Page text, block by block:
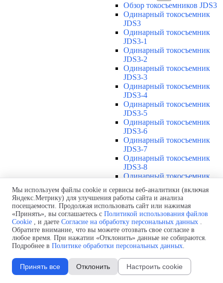
Обзор токосъемников JDS3
Одинарный токосъемник
JDS3
Одинарный токосъемник
JDS3-1
Одинарный токосъемник
JDS3-2
Одинарный токосъемник
JDS3-3
Одинарный токосъемник
JDS3-4
Одинарный токосъемник
JDS3-5
Одинарный токосъемник
JDS3-6
Одинарный токосъемник
JDS3-7
Одинарный токосъемник
JDS3-8
Одинарный токосъемник
Одинарный токосъемник
JDS3-10
Одинарный токосъемник
JDS3-11
Одинарный токосъемник
JDS3-12
Соединения U12 ▼
Защитная оболочка для
соединений U12
Стыковочное соединение U12
Мы используем файлы cookie и сервисы веб-аналитики (включая
Яндекс.Метрику) для улучшения работы сайта и анализа
посещаемости. Продолжая использовать сайт или нажимая
«Принять», вы соглашаетесь с Политикой использования файлов
Cookie , и даете Согласие на обработку персональных данных .
Обратите внимание, что вы можете отозвать свое согласие в
любое время. При нажатии «Отклонить» данные не собираются.
Подробнее в Политике обработки персональных данных.
Принять все Отклонить Настроить cookie